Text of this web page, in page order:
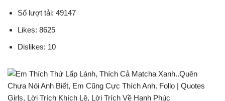
Số lượt tải: 49147
Likes: 8625
Dislikes: 10